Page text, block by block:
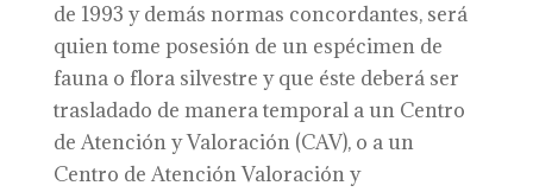
de 1993 y demás normas concordantes, será
quien tome posesión de un espécimen de
fauna o flora silvestre y que éste deberá ser
trasladado de manera temporal a un Centro
de Atención y Valoración (CAV), o a un
Centro de Atención Valoración y